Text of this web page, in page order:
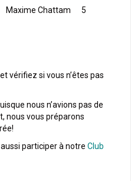
Chattam 5
vérifiez si vous n’êtes pas
nous n’avions pas de
nous vous préparons
participer à notre Club